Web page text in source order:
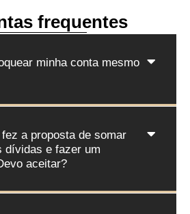
frequentes
minha conta mesmo
a proposta de somar
dívidas e fazer um
aceitar?